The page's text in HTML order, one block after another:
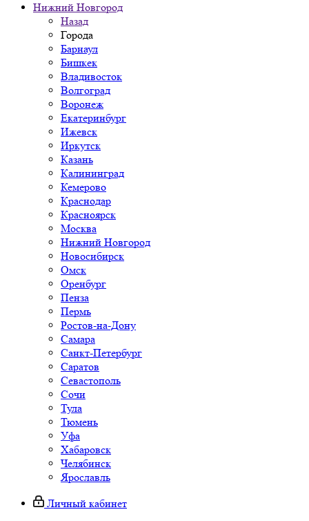
Нижний Новгород
Назад
Города
Барнаул
Бишкек
Владивосток
Волгоград
Воронеж
Екатеринбург
Ижевск
Иркутск
Казань
Калининград
Кемерово
Краснодар
Красноярск
Москва
Нижний Новгород
Новосибирск
Омск
Оренбург
Пенза
Пермь
Ростов-на-Дону
Самара
Санкт-Петербург
Саратов
Севастополь
Сочи
Тула
Тюмень
Уфа
Хабаровск
Челябинск
Ярославль
Личный кабинет